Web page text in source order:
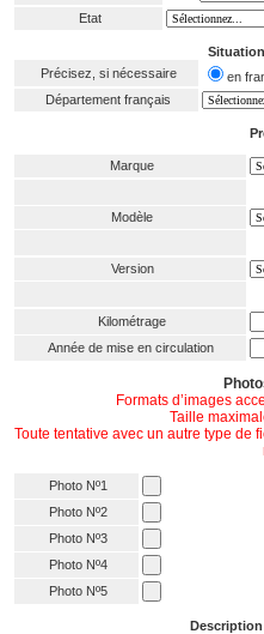
Etat
Précisez, si nécessaire
en
Département français
Marque
Modèle
Version
Kilométrage
Année de mise en circulation
Formats d’images
Taille
Toute tentative avec un autre type de
Photo Nº1
Photo Nº2
Photo Nº3
Photo Nº4
Photo Nº5